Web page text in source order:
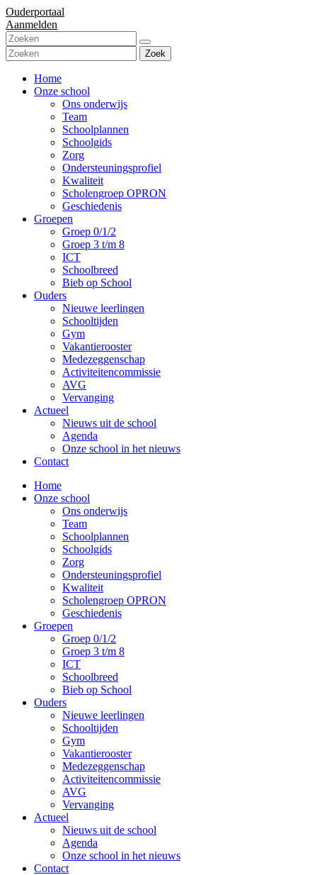
Ouderportaal
Aanmelden
Zoek
Home
Onze school
Ons onderwijs
Team
Schoolplannen
Schoolgids
Zorg
Ondersteuningsprofiel
Kwaliteit
Scholengroep OPRON
Geschiedenis
Groepen
Groep 0/1/2
Groep 3 t/m 8
ICT
Schoolbreed
Bieb op School
Ouders
Nieuwe leerlingen
Schooltijden
Gym
Vakantierooster
Medezeggenschap
Activiteitencommissie
AVG
Vervanging
Actueel
Nieuws uit de school
Agenda
Onze school in het nieuws
Contact
Home
Onze school
Ons onderwijs
Team
Schoolplannen
Schoolgids
Zorg
Ondersteuningsprofiel
Kwaliteit
Scholengroep OPRON
Geschiedenis
Groepen
Groep 0/1/2
Groep 3 t/m 8
ICT
Schoolbreed
Bieb op School
Ouders
Nieuwe leerlingen
Schooltijden
Gym
Vakantierooster
Medezeggenschap
Activiteitencommissie
AVG
Vervanging
Actueel
Nieuws uit de school
Agenda
Onze school in het nieuws
Contact